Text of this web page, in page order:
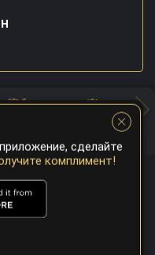
сделайте
комплимент!